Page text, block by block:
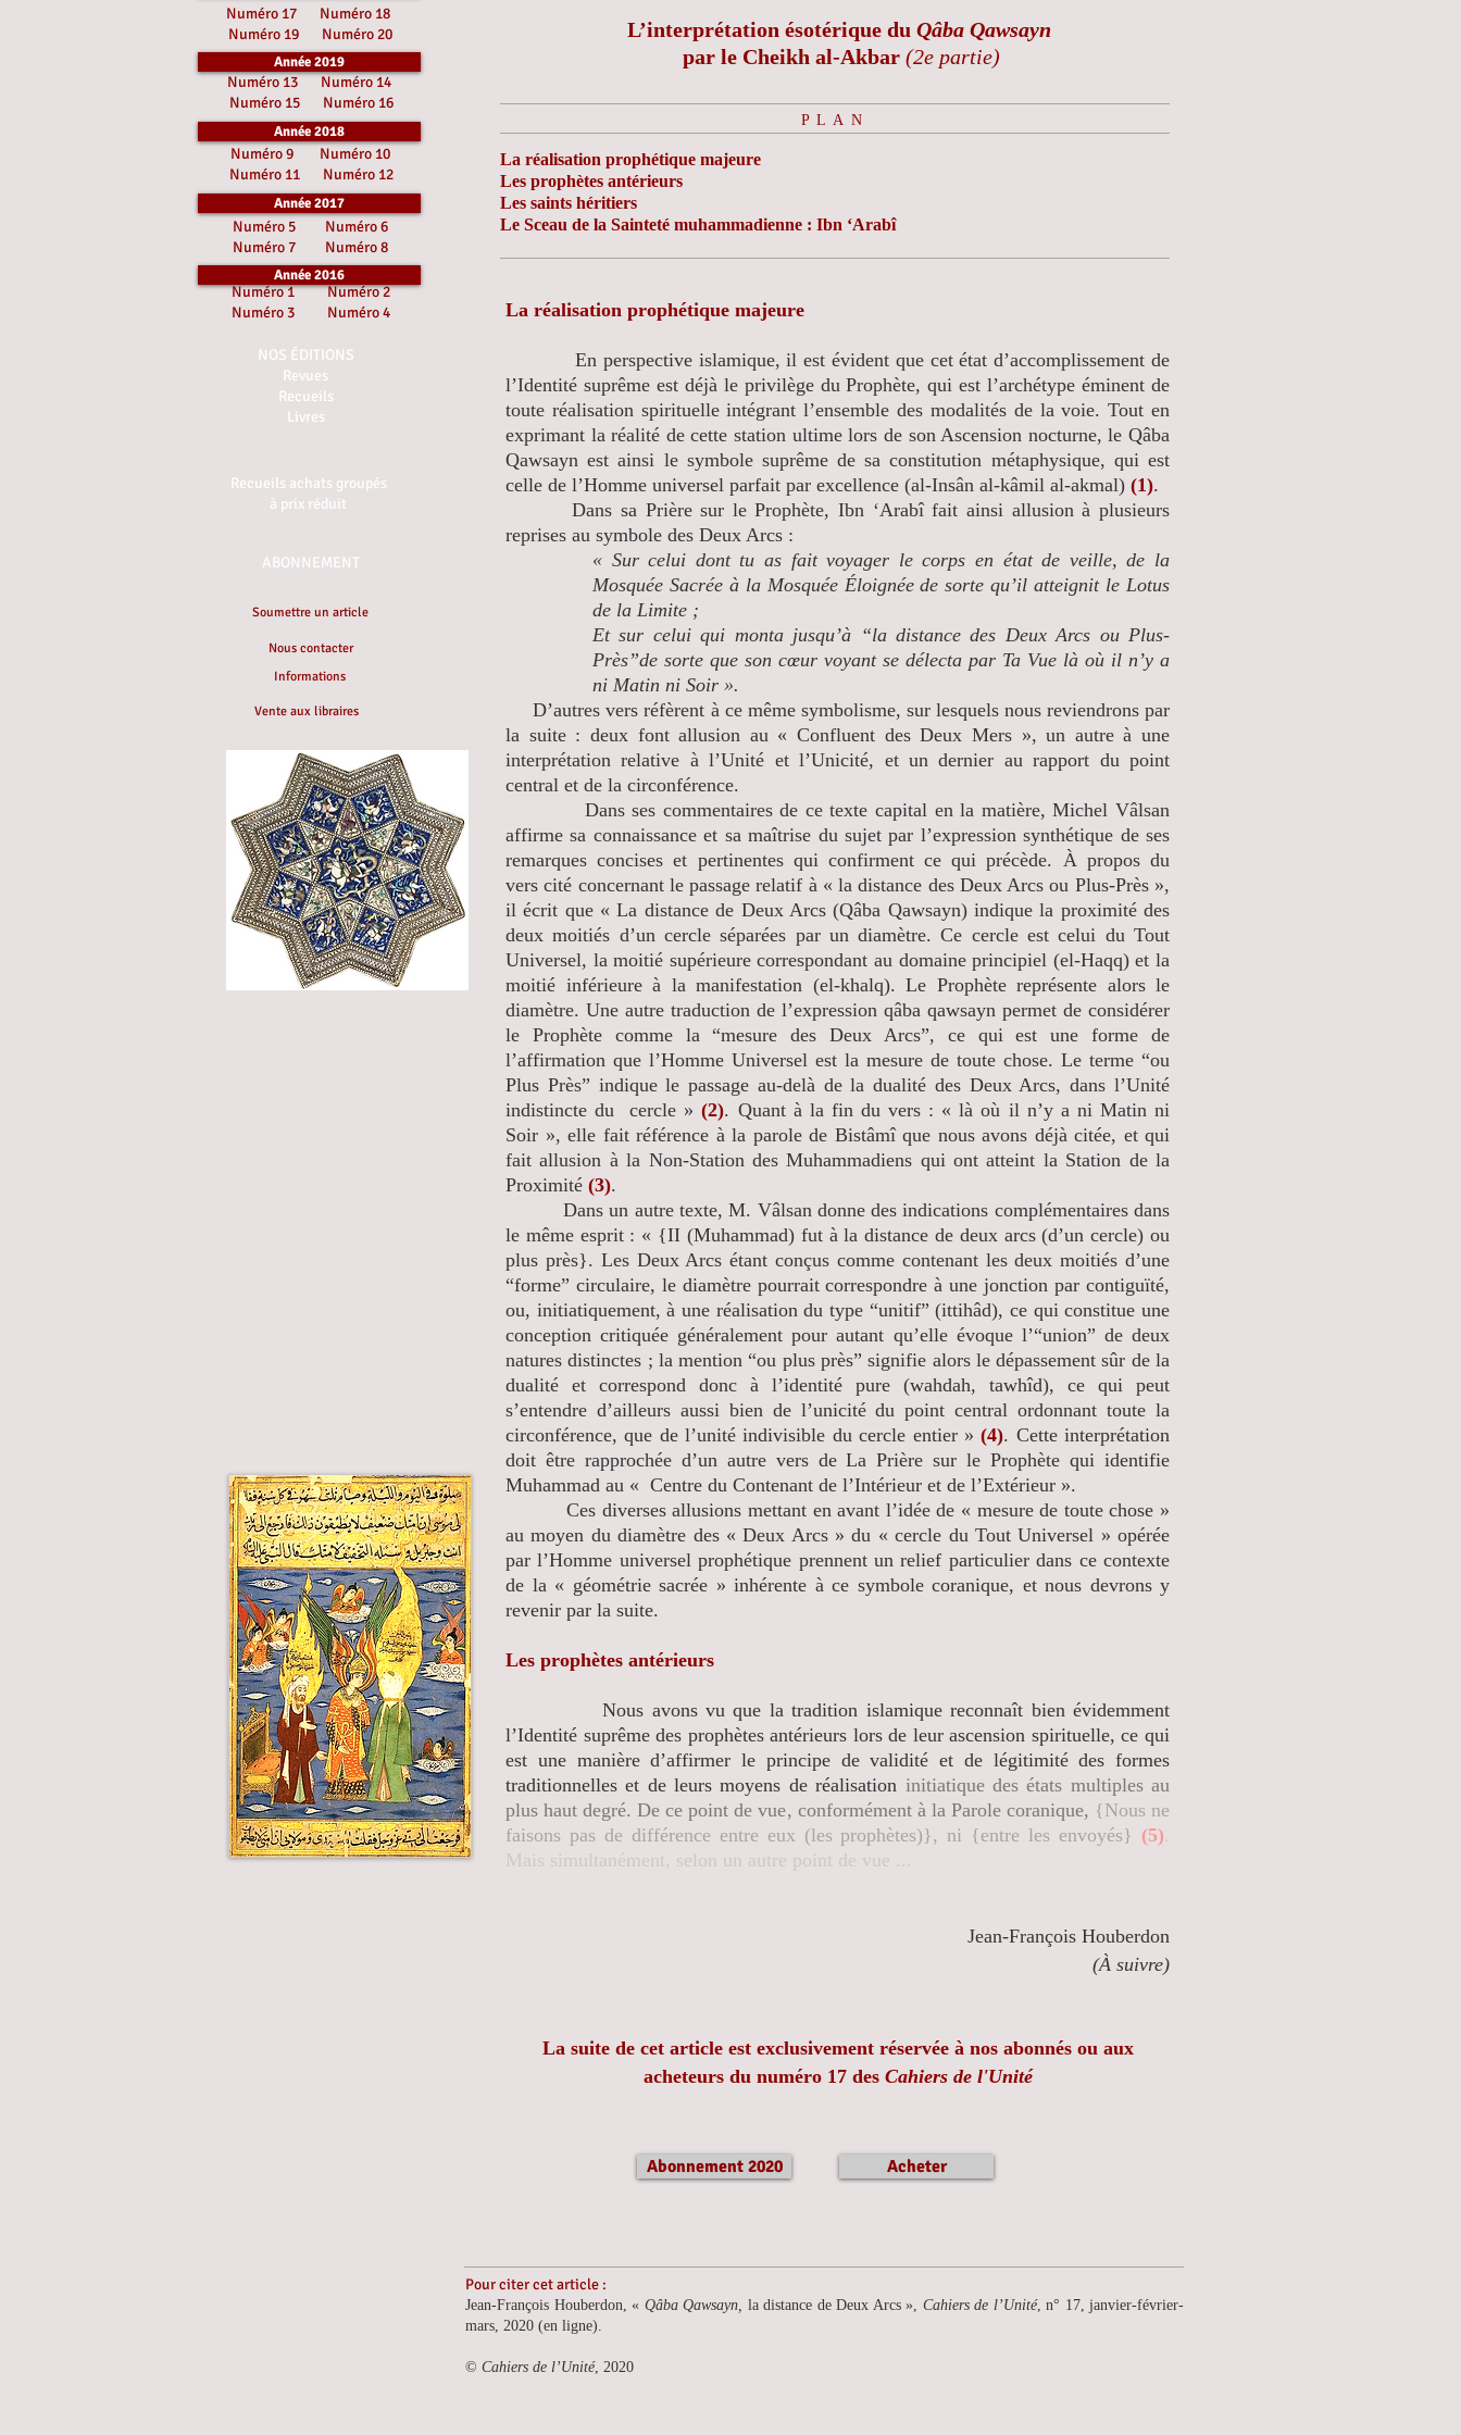
L’interprétation ésotérique du Qâba Qawsayn
par le Cheikh al-Akbar (2e partie)
PLAN
La réalisation prophétique majeure
Les prophètes antérieurs
Les saints héritiers
Le Sceau de la Sainteté muhammadienne : Ibn ‘Arabî
La réalisation prophétique majeure
En perspective islamique, il est évident que cet état d’accomplissement de
l’Identité suprême est déjà le privilège du Prophète, qui est l’archétype éminent de
toute réalisation spirituelle intégrant l’ensemble des modalités de la voie. Tout en
exprimant la réalité de cette station ultime lors de son Ascension nocturne, le Qâba
Qawsayn est ainsi le symbole suprême de sa constitution métaphysique, qui est
celle de l’Homme universel parfait par excellence (al-Insân al-kâmil al-akmal) (1).
Dans sa Prière sur le Prophète, Ibn ‘Arabî fait ainsi allusion à plusieurs
reprises au symbole des Deux Arcs :
« Sur celui dont tu as fait voyager le corps en état de veille, de la
Mosquée Sacrée à la Mosquée Éloignée de sorte qu’il atteignit le Lotus
de la Limite ;
Et sur celui qui monta jusqu’à “la distance des Deux Arcs ou Plus-
Près”de sorte que son cœur voyant se délecta par Ta Vue là où il n’y a
ni Matin ni Soir ».
D’autres vers réfèrent à ce même symbolisme, sur lesquels nous reviendrons par
la suite : deux font allusion au « Confluent des Deux Mers », un autre à une
interprétation relative à l’Unité et l’Unicité, et un dernier au rapport du point
central et de la circonférence.
Dans ses commentaires de ce texte capital en la matière, Michel Vâlsan
affirme sa connaissance et sa maîtrise du sujet par l’expression synthétique de ses
remarques concises et pertinentes qui confirment ce qui précède. À propos du
vers cité concernant le passage relatif à « la distance des Deux Arcs ou Plus-Près »,
il écrit que « La distance de Deux Arcs (Qâba Qawsayn) indique la proximité des
deux moitiés d’un cercle séparées par un diamètre. Ce cercle est celui du Tout
Universel, la moitié supérieure correspondant au domaine principiel (el-Haqq) et la
moitié inférieure à la manifestation (el-khalq). Le Prophète représente alors le
diamètre. Une autre traduction de l’expression qâba qawsayn permet de considérer
le Prophète comme la “mesure des Deux Arcs”, ce qui est une forme de
l’affirmation que l’Homme Universel est la mesure de toute chose. Le terme “ou
Plus Près” indique le passage au-delà de la dualité des Deux Arcs, dans l’Unité
indistincte du cercle »(2). Quant à la fin du vers : « là où il n’y a ni Matin ni
Soir », elle fait référence à la parole de Bistâmî que nous avons déjà citée, et qui
fait allusion à la Non-Station des Muhammadiens qui ont atteint la Station de la
Proximité (3).
Dans un autre texte, M. Vâlsan donne des indications complémentaires dans
le même esprit : « {II (Muhammad) fut à la distance de deux arcs (d’un cercle) ou
plus près}. Les Deux Arcs étant conçus comme contenant les deux moitiés d’une
“forme” circulaire, le diamètre pourrait correspondre à une jonction par contiguïté,
ou, initiatiquement, à une réalisation du type “unitif” (ittihâd), ce qui constitue une
conception critiquée généralement pour autant qu’elle évoque l’“union” de deux
natures distinctes ; la mention “ou plus près” signifie alors le dépassement sûr de la
dualité et correspond donc à l’identité pure (wahdah, tawhîd), ce qui peut
s’entendre d’ailleurs aussi bien de l’unicité du point central ordonnant toute la
circonférence, que de l’unité indivisible du cercle entier »(4). Cette interprétation
doit être rapprochée d’un autre vers de La Prière sur le Prophète qui identifie
Muhammad au « Centre du Contenant de l’Intérieur et de l’Extérieur ».
Ces diverses allusions mettant en avant l’idée de « mesure de toute chose »
au moyen du diamètre des « Deux Arcs » du « cercle du Tout Universel » opérée
par l’Homme universel prophétique prennent un relief particulier dans ce contexte
de la « géométrie sacrée » inhérente à ce symbole coranique, et nous devrons y
revenir par la suite.
Les prophètes antérieurs
Nous avons vu que la tradition islamique reconnaît bien évidemment
l’Identité suprême des prophètes antérieurs lors de leur ascension spirituelle, ce qui
est une manière d’affirmer le principe de validité et de légitimité des formes
traditionnelles et de leurs moyens de réalisation initiatique des états multiples au
plus haut degré. De ce point de vue, conformément à la Parole coranique, {Nous ne
faisons pas de différence entre eux (les prophètes)}, ni {entre les envoyés} (5).
Mais simultanément, selon un autre point de vue ...
Jean-François Houberdon
(À suivre)
La suite de cet article est exclusivement réservée à nos abonnés ou aux
acheteurs du numéro 17 des Cahiers de l'Unité
Abonnement 2020 Acheter
Pour citer cet article :
Jean-François Houberdon, « Qâba Qawsayn, la distance de Deux Arcs », Cahiers de l’Unité, n° 17, janvier-février-
mars, 2020 (en ligne).
© Cahiers de l’Unité, 2020
Numéro 17 Numéro 18
Numéro 19 Numéro 20
Année 2019
Numéro 13 Numéro 14
Numéro 15 Numéro 16
Année 2018
Numéro 9 Numéro 10
Numéro 11 Numéro 12
Année 2017
Numéro 5 Numéro 6
Numéro 7 Numéro 8
Année 2016
Numéro 1Numéro 2
Numéro 3 Numéro 4
NOS ÉDITIONS
Revues
Recueils
Livres
Recueils achats groupés
à prix réduit
ABONNEMENT
Soumettre un article
Nous contacter
Informations
Vente aux libraires